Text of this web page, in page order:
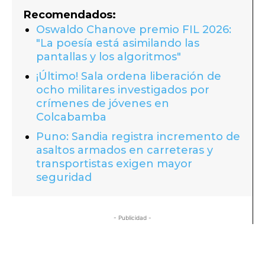
Recomendados:
Oswaldo Chanove premio FIL 2026:
"La poesía está asimilando las
pantallas y los algoritmos"
¡Último! Sala ordena liberación de
ocho militares investigados por
crímenes de jóvenes en
Colcabamba
Puno: Sandia registra incremento de
asaltos armados en carreteras y
transportistas exigen mayor
seguridad
- Publicidad -